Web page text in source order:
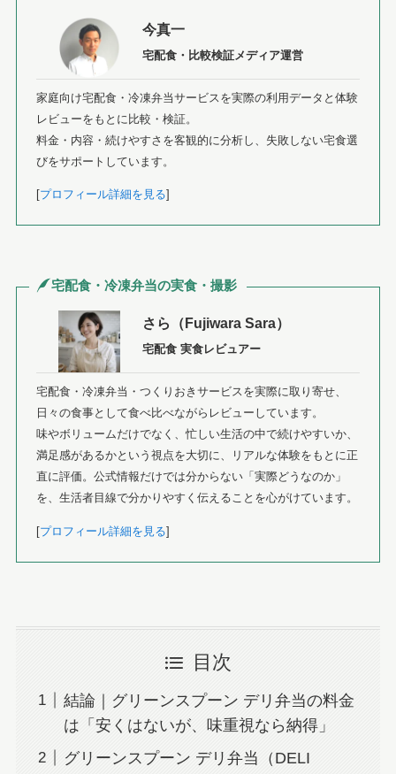
今真一
宅配食・比較検証メディア運営
家庭向け宅配食・冷凍弁当サービスを実際の利用データと体験
レビューをもとに比較・検証。
料金・内容・続けやすさを客観的に分析し、失敗しない宅食選
びをサポートしています。
[プロフィール詳細を見る]
宅配食・冷凍弁当の実食・撮影
さら（Fujiwara Sara）
宅配食 実食レビュアー
宅配食・冷凍弁当・つくりおきサービスを実際に取り寄せ、
日々の食事として食べ比べながらレビューしています。
味やボリュームだけでなく、忙しい生活の中で続けやすいか、
満足感があるかという視点を大切に、リアルな体験をもとに正
直に評価。公式情報だけでは分からない「実際どうなのか」
を、生活者目線で分かりやすく伝えることを心がけています。
[プロフィール詳細を見る]
目次
結論｜グリーンスプーン デリ弁当の料金
は「安くはないが、味重視なら納得」
グリーンスプーン デリ弁当（DELI